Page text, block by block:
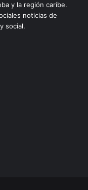
y la región caríbe.
noticias de
social.